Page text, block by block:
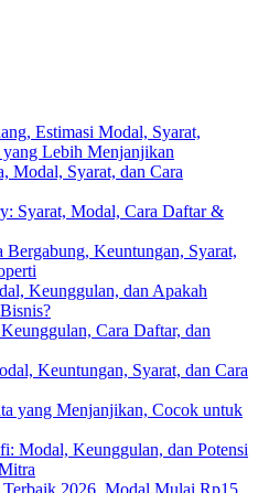
Estimasi Modal, Syarat,
Lebih Menjanjikan
Modal, Syarat, dan Cara
Syarat, Modal, Cara Daftar &
Bergabung, Keuntungan, Syarat,
Keunggulan, dan Apakah
Cara Daftar, dan
Keuntungan, Syarat, dan Cara
yang Menjanjikan, Cocok untuk
Modal, Keunggulan, dan Potensi